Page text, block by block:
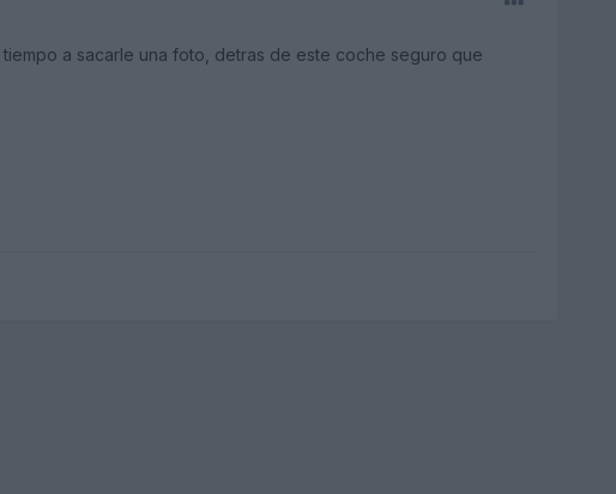
a sacarle una foto, detras de este coche seguro que